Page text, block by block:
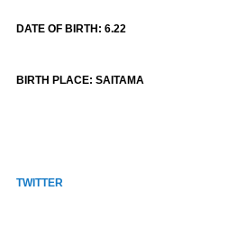
DATE OF BIRTH: 6.22
BIRTH PLACE: SAITAMA
TWITTER